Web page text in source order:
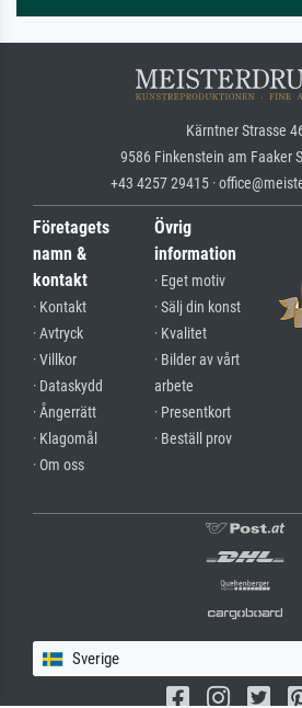
Kärntner Strasse
9586 Finkenstein am Faaker
+43 4257 29415 ·
Företagets
namn &
kontakt
· Kontakt
· Avtryck
· Villkor
· Dataskydd
· Ångerrätt
· Klagomål
· Om oss
Övrig
information
· Eget motiv
· Sälj din konst
· Kvalitet
· Bilder av vårt
arbete
· Presentkort
· Beställ prov
Sverige